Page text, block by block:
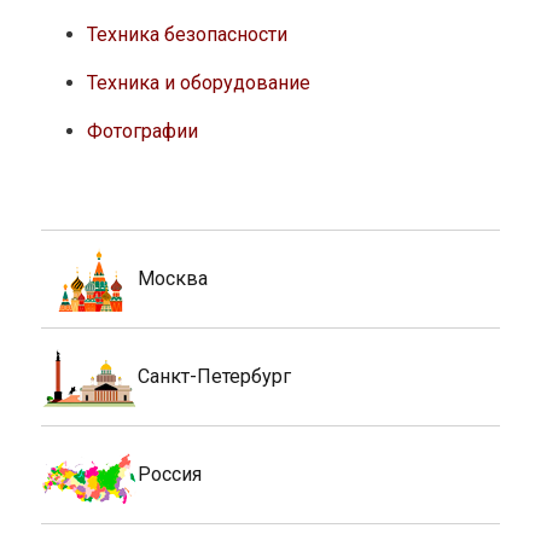
Техника безопасности
Техника и оборудование
Фотографии
Москва
Санкт-Петербург
Россия